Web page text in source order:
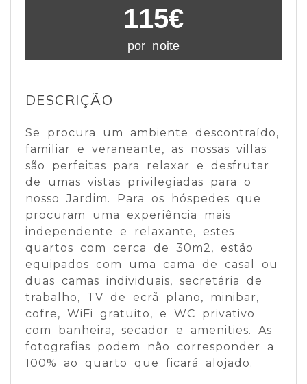
115€
por noite
DESCRIÇÃO
Se procura um ambiente descontraído,
familiar e veraneante, as nossas villas
são perfeitas para relaxar e desfrutar
de umas vistas privilegiadas para o
nosso Jardim. Para os hóspedes que
procuram uma experiência mais
independente e relaxante, estes
quartos com cerca de 30m2, estão
equipados com uma cama de casal ou
duas camas individuais, secretária de
trabalho, TV de ecrã plano, minibar,
cofre, WiFi gratuito, e WC privativo
com banheira, secador e amenities. As
fotografias podem não corresponder a
100% ao quarto que ficará alojado.